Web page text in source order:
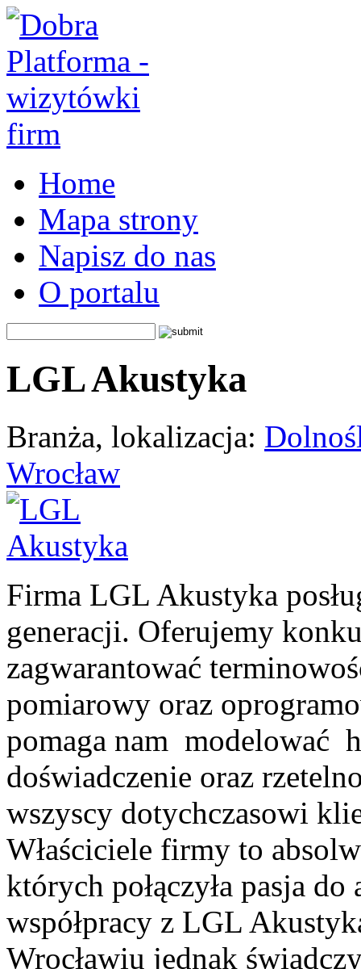
Home
Mapa strony
Napisz do nas
O portalu
LGL Akustyka
Branża, lokalizacja:
Wrocław
Firma LGL Akustyka
generacji. Oferujemy
zagwarantować
pomiarowy oraz
pomaga nam modelować
doświadczenie oraz
wszyscy dotychczasowi
Właściciele firmy to
których połączyła pasja
współpracy z LGL
Wrocławiu jednak